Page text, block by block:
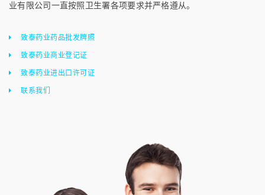
业有限公司一直按照卫生署各项要求并严格遵从。
致泰药业药品批发牌照
致泰药业商业登记证
致泰药业进出口许可证
联系我们